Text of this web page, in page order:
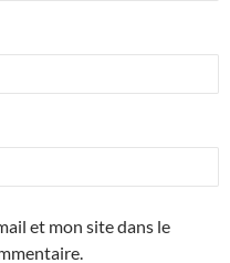
et mon site dans le